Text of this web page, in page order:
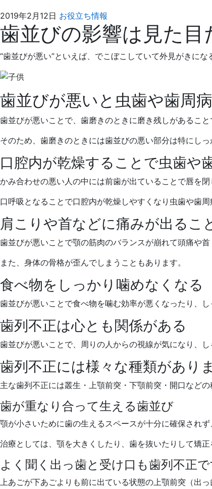
2019年2月12日 お役立ち情報
年
2
月
12
ま
り
歯
科
歯並びの影響は見た目
“歯並びが悪い”といえば、でこぼこしていて外見がきに
歯並びが悪いと虫歯や歯周
歯並びが悪いことで、歯磨きのときに磨き残しがあるこ
そのため、歯磨きのときには歯並びの悪い部分は特にし
口腔内が乾燥することで虫歯や
かみ合わせの悪い人の中には前歯が出ていることで唇を
口呼吸となることで口腔内が乾燥しやすくなり虫歯や歯
肩こりや首などに痛みが出るこ
歯並びが悪いことで顎の筋肉のバランスが崩れて頭痛や
また、身体の骨格が歪んでしまうこともあります。
食べ物をしっかり噛めなくなる
歯並びが悪いことで食べ物を噛む効率が悪くなったり、
歯列不正は心とも関係がある
歯並びが悪いことで、周りの人からの視線が気になり、
歯列不正には様々な種類があり
主な歯列不正には叢生・上顎前突・下顎前突・開口などの
歯が重なり合って生える歯並び
顎が小さいために歯の生えるスペースが十分に確保され
治療としては、顎を大きくしたり、歯を抜いたりして矯正
よく聞く出っ歯と受け口も歯列不正
上あごが下あごよりも前に出ている状態の上顎前突（出っ